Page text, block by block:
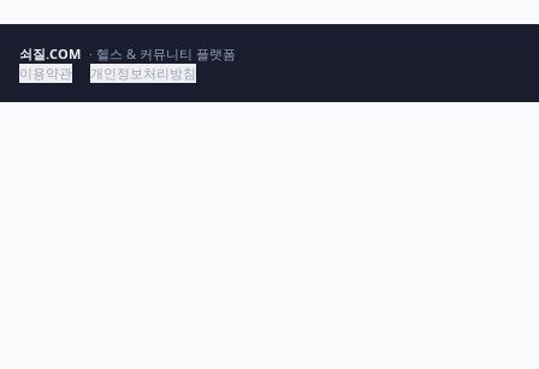
쇠질.COM · 헬스 & 커뮤니티 플랫폼
이용약관
개인정보처리방침